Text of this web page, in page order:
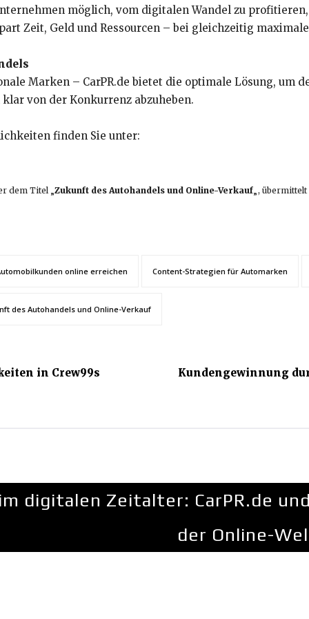
möglich, vom digitalen Wandel zu
Zeit, Geld und Ressourcen – bei gleichzeitig
Marken – CarPR.de bietet die optimale Lösung, um
von der Konkurrenz abzuheben.
finden Sie unter:
dem Titel „Zukunft des Autohandels und Online-Verkauf„,
online erreichen Content-Strategien für Automarken
des Autohandels und Online-Verkauf
in Crew99s Kundengewinnung
digitalen Zeitalter: CarPR.de
der Online-